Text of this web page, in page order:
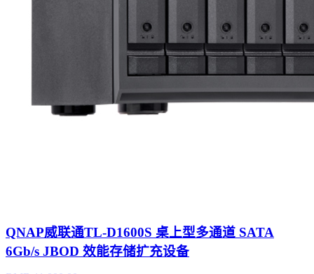
QNAP威联通TL-D1600S 桌上型多通道 SATA
6Gb/s JBOD 效能存储扩充设备